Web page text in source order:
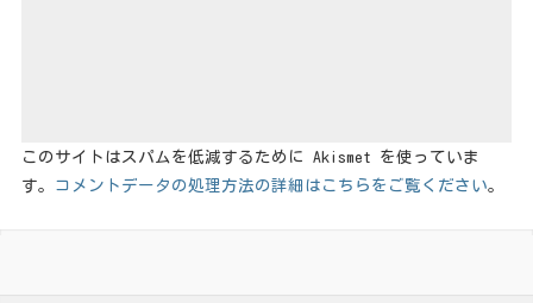
このサイトはスパムを低減するために Akismet を使っていま
す。 コメントデータの処理方法の詳細はこちらをご覧ください。